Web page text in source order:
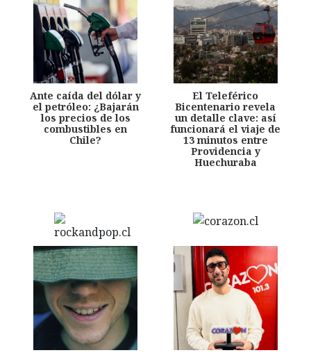
Ante caída del dólar y
el petróleo: ¿Bajarán
los precios de los
combustibles en
Chile?
El Teleférico
Bicentenario revela
un detalle clave: así
funcionará el viaje de
13 minutos entre
Providencia y
Huechuraba